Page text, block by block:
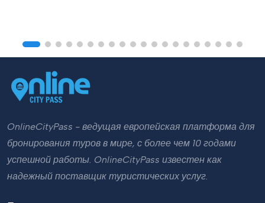
OnlineCityPass - ведущая европейская платформа для
бронирования туров в мире, с более чем 10 годами
успешной работы. OnlineCityPass известен как
надежный поставщик туристических услуг.